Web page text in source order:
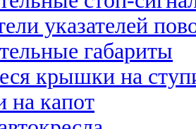
указателей
габариты
крышки на
на капот